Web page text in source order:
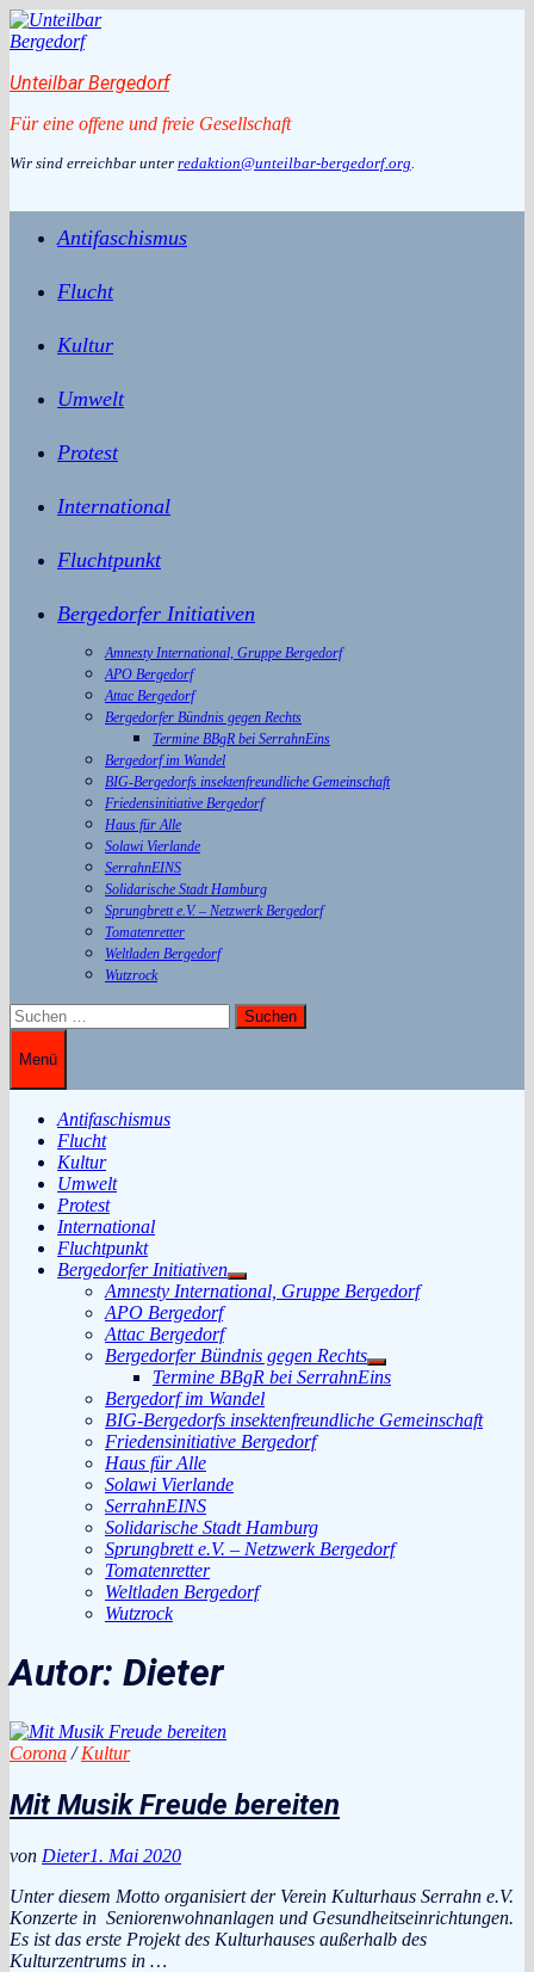
Zum
Inhalt
Unteilbar Bergedorf
Für eine offene und freie Gesellschaft
Wir sind erreichbar unter redaktion@unteilbar-bergedorf.org.
Antifaschismus
Flucht
Kultur
Umwelt
Protest
International
Fluchtpunkt
Bergedorfer Initiativen
Amnesty International, Gruppe Bergedorf
APO Bergedorf
Attac Bergedorf
Bergedorfer Bündnis gegen Rechts
Termine BBgR bei SerrahnEins
Bergedorf im Wandel
BIG-Bergedorfs insektenfreundliche Gemeinschaft
Friedensinitiative Bergedorf
Haus für Alle
Solawi Vierlande
SerrahnEINS
Solidarische Stadt Hamburg
Sprungbrett e.V. – Netzwerk Bergedorf
Tomatenretter
Weltladen Bergedorf
Wutzrock
Suchen
nach:
Menü
Antifaschismus
Flucht
Kultur
Umwelt
Protest
International
Fluchtpunkt
Bergedorfer Initiativen
Untermenü
anzeigen
Amnesty International, Gruppe Bergedorf
APO Bergedorf
Attac Bergedorf
Bergedorfer Bündnis gegen Rechts
Untermenü
anzeigen
Termine BBgR bei SerrahnEins
Bergedorf im Wandel
BIG-Bergedorfs insektenfreundliche Gemeinschaft
Friedensinitiative Bergedorf
Haus für Alle
Solawi Vierlande
SerrahnEINS
Solidarische Stadt Hamburg
Sprungbrett e.V. – Netzwerk Bergedorf
Tomatenretter
Weltladen Bergedorf
Wutzrock
Autor: Dieter
Corona /Kultur
Mit Musik Freude bereiten
von Dieter1. Mai 2020
Unter diesem Motto organisiert der Verein Kulturhaus Serrahn e.V.
Konzerte in Seniorenwohnanlagen und Gesundheitseinrichtungen.
Es ist das erste Projekt des Kulturhauses außerhalb des
Kulturzentrums in …